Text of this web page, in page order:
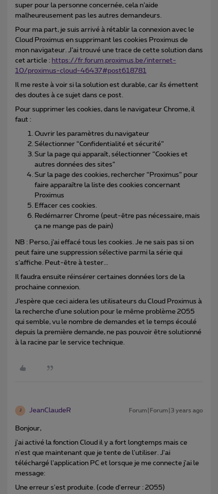
super pour la personne concernée, cela n’aide
malheureusement pas les autres demandeurs.
Pour ma part, je suis arrivé à rétablir la connexion avec le
Cloud Proximus en supprimant les cookies Proximus de
mon navigateur. J’ai trouvé une trace de cette solution dans
cet article : https://fr.forum.proximus.be/internet-
10/proximus-cloud-46437#post618781
Il me reste à voir si la solution est durable, car ils émettent
des doutes à ce sujet dans ce post.
Pour supprimer les cookies, dans le navigateur Chrome, il
faut :
Ouvrir les paramètres du navigateur
Sélectionner “Confidentialité et sécurité”
Sur la page qui apparaît, sélectionner “Cookies et
autres données des sites”
Sur la page des cookies, rechercher “Proximus” pour
faire apparaître la liste des cookies concernant
Proximus
Effacer ces cookies.
Redémarrer Chrome (peut-être pas nécessaire, mais
ça ne mange pas de pain)
NB : Perso, j’ai effacé tous les cookies. Je ne sais pas si on
peut faire une suppression sélective parmi la série qui
s’affiche. Peut-être à tester...
Il faudra ensuite réinsérer certaines données lors de la
prochaine connexion.
J’espère que ceci aidera les utilisateurs du Cloud Proximus à
la recherche d’une solution pour le même problème 2055
qui semble, vu le nombre de demandes et le temps écoulé
depuis la première demande, ne pas pouvoir être solutionné
à la racine par le service technique.
J JeanClaudeR Forum|Forum|3 years ago
Bonjour,
j'ai activé la fonction Cloud il y a fort longtemps mais ce
n'est que maintenant que je tente de l'utiliser. J'ai
téléchargé l'application PC et lorsque je me connecte j'ai le
message:
Une erreur s'est produite. (code d'erreur : 2055)